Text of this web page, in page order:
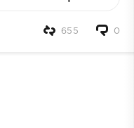
0
655